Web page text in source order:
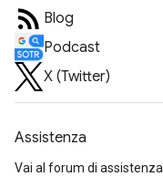
Blog
Podcast
X (Twitter)
Assistenza
Vai al forum di assistenza